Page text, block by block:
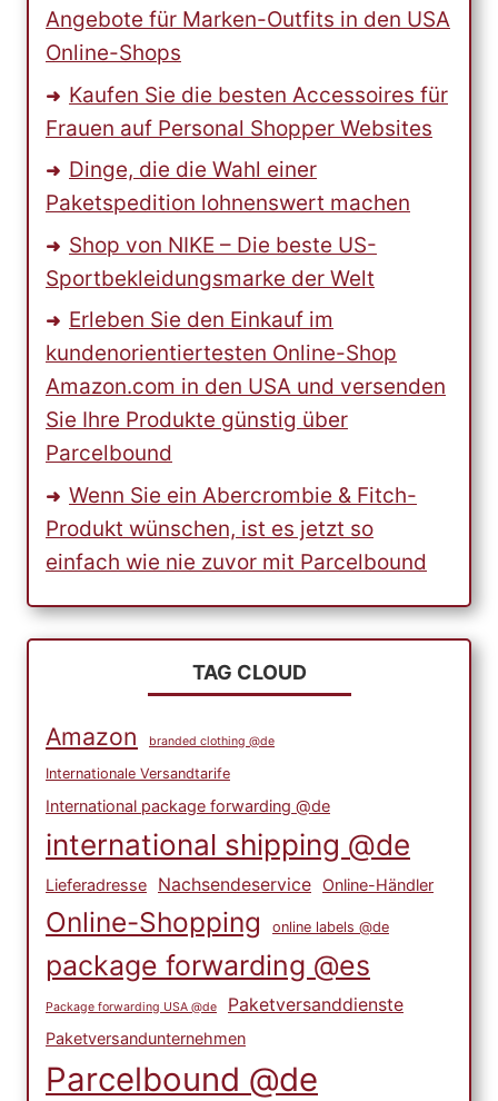
Angebote für Marken-Outfits in den USA
Online-Shops
Kaufen Sie die besten Accessoires für
Frauen auf Personal Shopper Websites
Dinge, die die Wahl einer
Paketspedition lohnenswert machen
Shop von NIKE – Die beste US-
Sportbekleidungsmarke der Welt
Erleben Sie den Einkauf im
kundenorientiertesten Online-Shop
Amazon.com in den USA und versenden
Sie Ihre Produkte günstig über
Parcelbound
Wenn Sie ein Abercrombie & Fitch-
Produkt wünschen, ist es jetzt so
einfach wie nie zuvor mit Parcelbound
TAG CLOUD
Amazon branded clothing @de
Internationale Versandtarife
International package forwarding @de
international shipping @de
Lieferadresse Nachsendeservice Online-Händler
Online-Shopping online labels @de
package forwarding @es
Package forwarding USA @de Paketversanddienste
Paketversandunternehmen
Parcelbound @de